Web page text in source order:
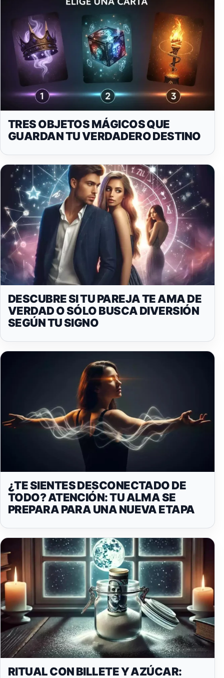
TRES OBJETOS MÁGICOS QUE
GUARDAN TU VERDADERO DESTINO
DESCUBRE SI TU PAREJA TE AMA DE
VERDAD O SÓLO BUSCA DIVERSIÓN
SEGÚN TU SIGNO
¿TE SIENTES DESCONECTADO DE
TODO? ATENCIÓN: TU ALMA SE
PREPARA PARA UNA NUEVA ETAPA
RITUAL CON BILLETE Y AZÚCAR: